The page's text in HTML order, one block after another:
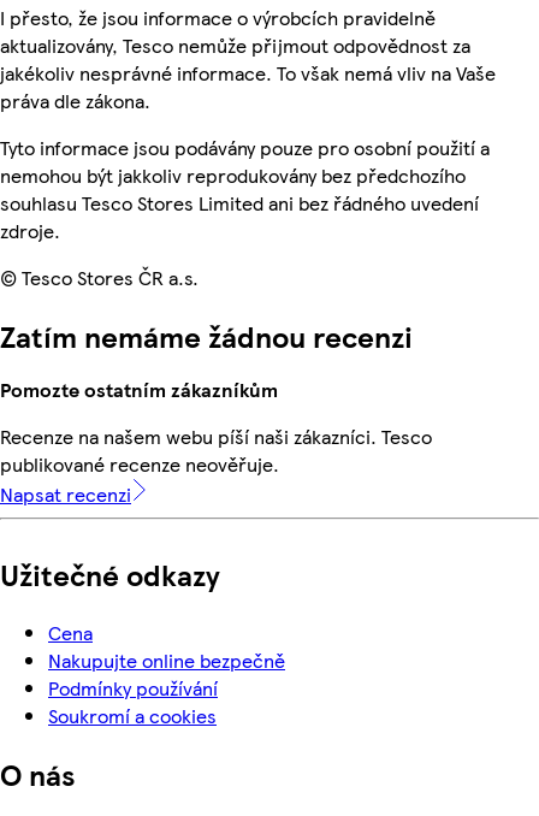
I přesto, že jsou informace o výrobcích pravidelně
aktualizovány, Tesco nemůže přijmout odpovědnost za
jakékoliv nesprávné informace. To však nemá vliv na Vaše
práva dle zákona.
Tyto informace jsou podávány pouze pro osobní použití a
nemohou být jakkoliv reprodukovány bez předchozího
souhlasu Tesco Stores Limited ani bez řádného uvedení
zdroje.
© Tesco Stores ČR a.s.
Zatím nemáme žádnou recenzi
Pomozte ostatním zákazníkům
Recenze na našem webu píší naši zákazníci. Tesco
publikované recenze neověřuje.
Napsat recenzi
Užitečné odkazy
Cena
Nakupujte online bezpečně
Podmínky používání
Soukromí a cookies
O nás